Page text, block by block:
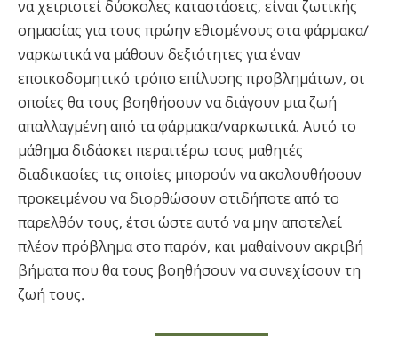
να χειριστεί δύσκολες καταστάσεις, είναι ζωτικής
σημασίας για τους πρώην εθισμένους στα φάρμακα/
ναρκωτικά να μάθουν δεξιότητες για έναν
εποικοδομητικό τρόπο επίλυσης προβλημάτων, οι
οποίες θα τους βοηθήσουν να διάγουν μια ζωή
απαλλαγμένη από τα φάρμακα/ναρκωτικά. Αυτό το
μάθημα διδάσκει περαιτέρω τους μαθητές
διαδικασίες τις οποίες μπορούν να ακολουθήσουν
προκειμένου να διορθώσουν οτιδήποτε από το
παρελθόν τους, έτσι ώστε αυτό να μην αποτελεί
πλέον πρόβλημα στο παρόν, και μαθαίνουν ακριβή
βήματα που θα τους βοηθήσουν να συνεχίσουν τη
ζωή τους.